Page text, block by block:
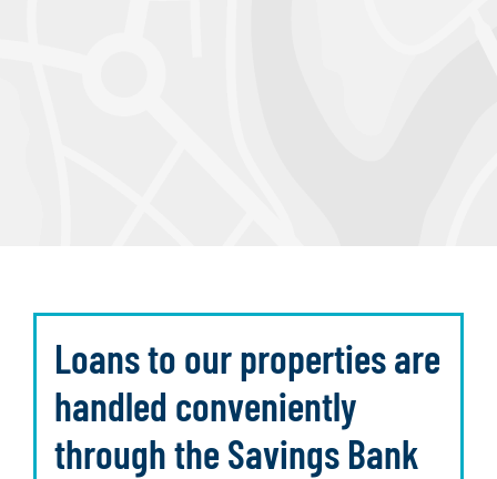
Loans to our properties are
handled conveniently
through the Savings Bank